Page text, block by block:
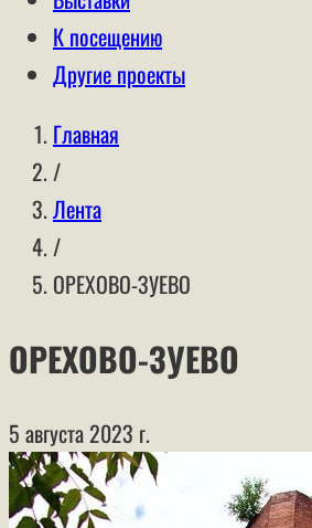
К посещению
Другие проекты
Главная
/
Лента
/
ОРЕХОВО-ЗУЕВО
ОРЕХОВО-ЗУЕВО
5 августа 2023 г.